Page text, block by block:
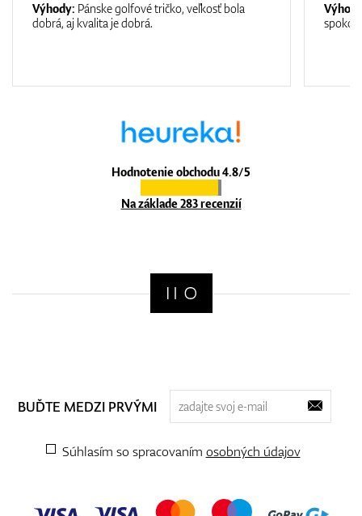
Hodnotenie obchodu 4.8/5
Na základe 283 recenzií
Výhody: Pánske golfové tričko, veľkosť bola
dobrá, aj kvalita je dobrá.
BUĎTE MEDZI PRVÝMI
Súhlasím so spracovaním osobných údajov